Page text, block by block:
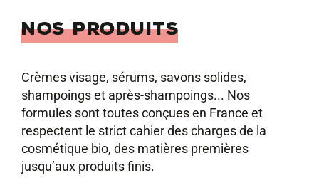
NOS PRODUITS
Crèmes visage, sérums, savons solides,
shampoings et après-shampoings... Nos
formules sont toutes conçues en France et
respectent le strict cahier des charges de la
cosmétique bio, des matières premières
jusqu’aux produits finis.